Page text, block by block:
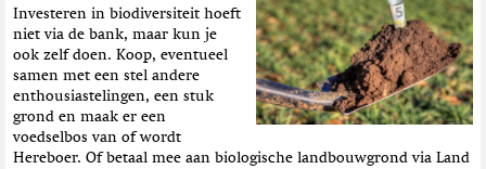
Investeren in biodiversiteit hoeft
niet via de bank, maar kun je
ook zelf doen. Koop, eventueel
samen met een stel andere
enthousiastelingen, een stuk
grond en maak er een
voedselbos van of wordt
Hereboer. Of betaal mee aan biologische landbouwgrond via Land